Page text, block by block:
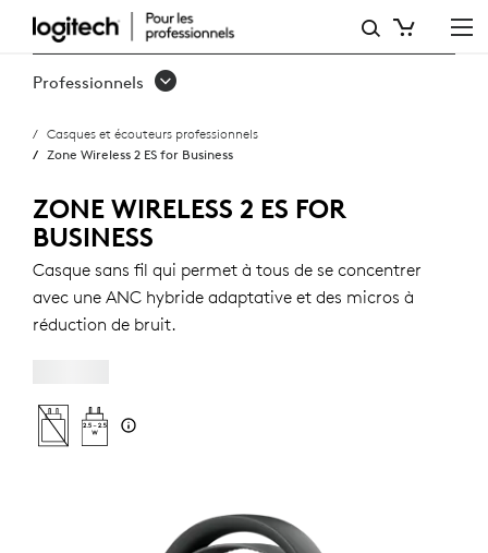
ZONE
WIRELESS
ES
FOR
BUSINESS
Professionnels
Casques et écouteurs professionnels
Zone Wireless 2 ES for Business
ZONE WIRELESS 2 ES FOR
BUSINESS
Casque sans fil qui permet à tous de se concentrer
avec une ANC hybride adaptative et des micros à
réduction de bruit.